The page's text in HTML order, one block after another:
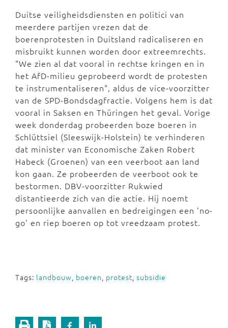
Duitse veiligheidsdiensten en politici van
meerdere partijen vrezen dat de
boerenprotesten in Duitsland radicaliseren en
misbruikt kunnen worden door extreemrechts.
"We zien al dat vooral in rechtse kringen en in
het AfD-milieu geprobeerd wordt de protesten
te instrumentaliseren", aldus de vice-voorzitter
van de SPD-Bondsdagfractie. Volgens hem is dat
vooral in Saksen en Thüringen het geval. Vorige
week donderdag probeerden boze boeren in
Schlüttsiel (Sleeswijk-Holstein) te verhinderen
dat minister van Economische Zaken Robert
Habeck (Groenen) van een veerboot aan land
kon gaan. Ze probeerden de veerboot ook te
bestormen. DBV-voorzitter Rukwied
distantieerde zich van die actie. Hij noemt
persoonlijke aanvallen en bedreigingen een 'no-
go' en riep boeren op tot vreedzaam protest.
Tags: landbouw boeren protest subsidie